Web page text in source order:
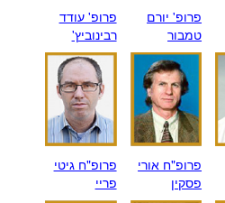
פרופ' יורם
טמבור
פרופ' עודד
רבינוביץ'
פרופ"ח אורי
פסקין
פרופ"ח גיטי
פריי